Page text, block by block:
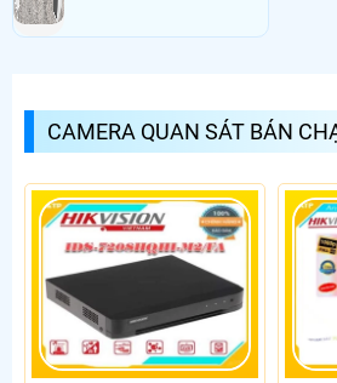
CAMERA QUAN SÁT BÁN